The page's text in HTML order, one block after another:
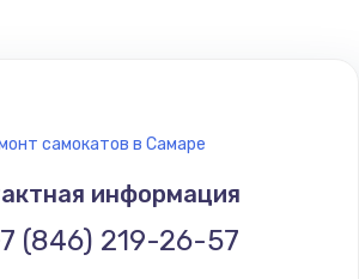
самокатов в Самаре
информация
(846) 219-26-57